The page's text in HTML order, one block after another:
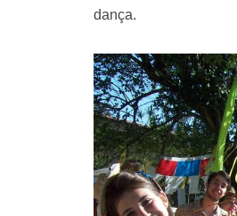
dança.